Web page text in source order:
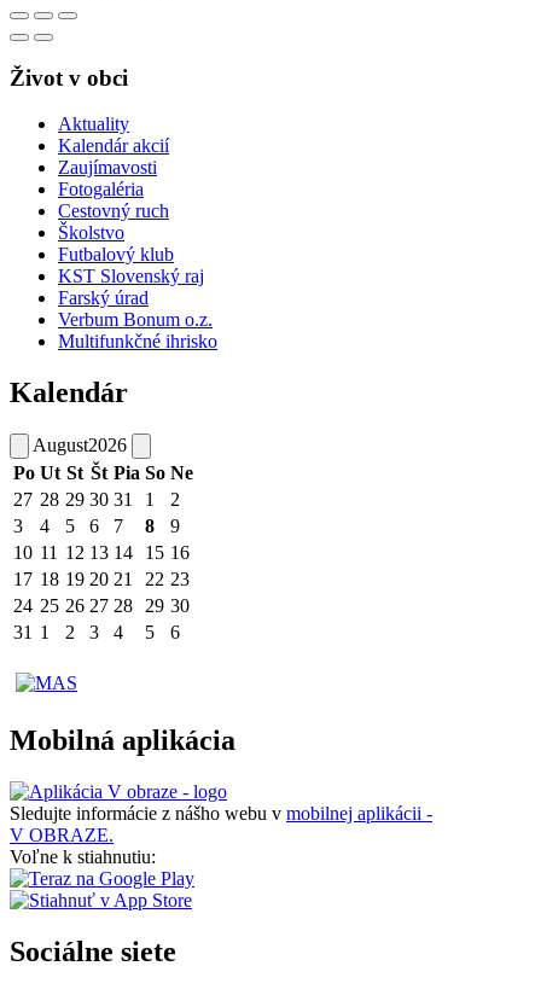
Život v obci
Aktuality
Kalendár akcií
Zaujímavosti
Fotogaléria
Cestovný ruch
Školstvo
Futbalový klub
KST Slovenský raj
Farský úrad
Verbum Bonum o.z.
Multifunkčné ihrisko
Kalendár
August2026
Po Ut St Št Pia So Ne
27 28 29 30 31 1
2
3
4 5 6 7 8
9
10 11 12 13 14 15 16
17 18 19 20 21 22 23
24 25 26 27 28 29 30
31 1 2 3 4 5 6
Mobilná aplikácia
Sledujte informácie z nášho webu v mobilnej aplikácii -
V OBRAZE.
Voľne k stiahnutiu:
Sociálne siete